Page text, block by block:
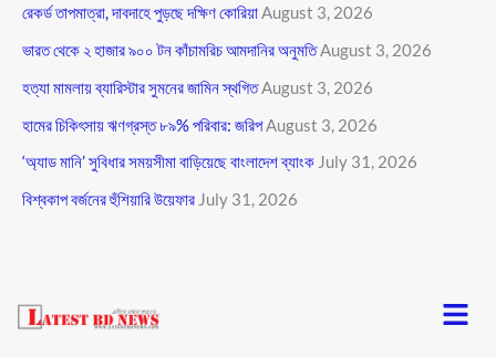
রেকর্ড তাপমাত্রা, দাবদাহে পুড়ছে দক্ষিণ কোরিয়াAugust 3, 2026
ভারত থেকে ২ হাজার ৯০০ টন কাঁচামরিচ আমদানির অনুমতিAugust 3, 2026
হত্যা মামলায় ব্যারিস্টার সুমনের জামিন স্থগিতAugust 3, 2026
হামের চিকিৎসায় ঋণগ্রস্ত ৮৯% পরিবার: জরিপ August 3, 2026
‘অ্যাড মানি’ সুবিধার সময়সীমা বাড়িয়েছে বাংলাদেশ ব্যাংক July 31, 2026
বিশ্বকাপ বর্জনের হুঁশিয়ারি উয়েফার July 31, 2026
Menu